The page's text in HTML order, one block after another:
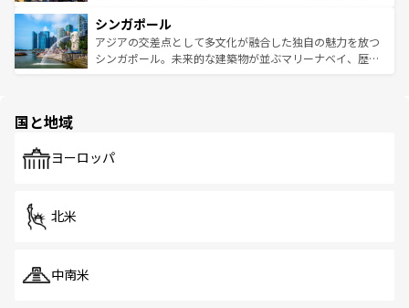
参照してほしい。
激する。気候は一年中温暖で、どの季節にも異なる楽しみ
が待っている。親しみやすいタイの人々、仏教を中心とし
た文化、そして多様な観光資源が、訪れる旅人を魅了し続
み、どこを訪れても感動するはず。観光スポットが密集し
ており、効率よく見どころを回れるのも魅力。息をのむよ
うな絶景から文化的な体験まで、香港を存分に楽しみ尽く
シンガポール
アジアの交差点として多文化が融合した独自の魅力を放つ
シンガポール。未来的な建築物が並ぶマリーナベイ、歴史
で、ホーカーズは地元の風情を楽しめる外せないスポット
国と地域
ヨーロッパ
北米
中南米